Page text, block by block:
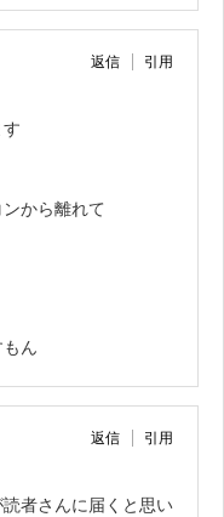
返信 引用
から離れて
ん
返信 引用
者さんに届くと思い